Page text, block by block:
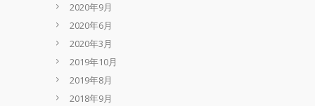
2020年9月
2020年6月
2020年3月
2019年10月
2019年8月
2018年9月